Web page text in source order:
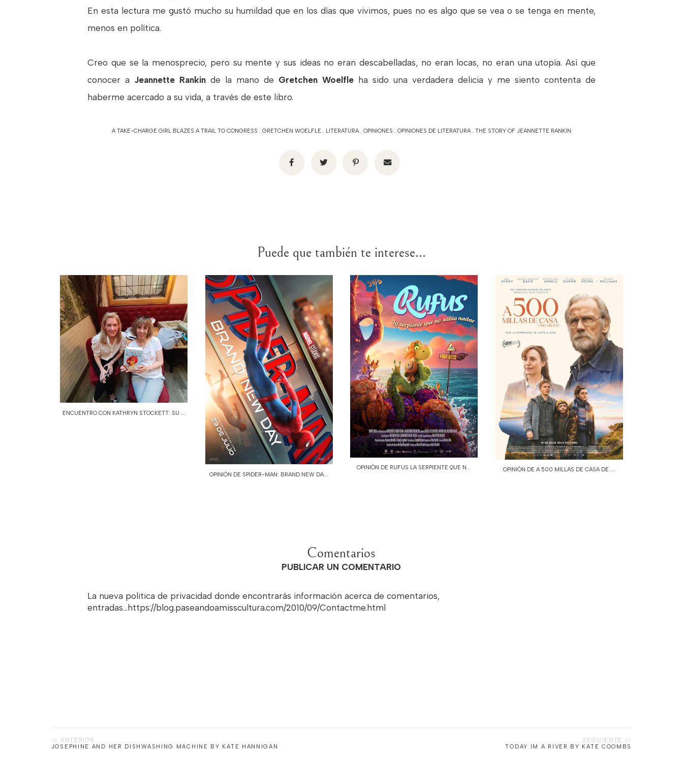
En esta lectura me gustó mucho su humildad que en los días que vivimos, pues no es algo que se vea o se tenga en mente,
menos en política.
Creo que se la menosprecio, pero su mente y sus ideas no eran descabelladas, no eran locas, no eran una utopía. Así que
conocer a Jeannette Rankin de la mano de Gretchen Woelfle ha sido una verdadera delicia y me siento contenta de
haberme acercado a su vida, a través de este libro.
A TAKE-CHARGE GIRL BLAZES A TRAIL TO CONGRESS . GRETCHEN WOELFLE . LITERATURA. OPINIONES . OPINIONES DE LITERATURA. THE STORY OF JEANNETTE RANKIN
Puede que también te interese...
ENCUENTRO CON KATHRYN STOCKETT: SU ...
OPINIÓN DE SPIDER-MAN: BRAND NEW DA...
OPINIÓN DE RUFUS LA SERPIENTE QUE N... OPINIÓN DE A 500 MILLAS DE CASA DE ...
Comentarios
PUBLICAR UN COMENTARIO
La nueva politica de privacidad donde encontrarás información acerca de comentarios,
entradas...https://blog.paseandoamisscultura.com/2010/09/Contactme.html
JOSEPHINE AND HER DISHWASHING MACHINE BY KATE HANNIGAN TODAY IM A RIVER BY KATE COOMBS